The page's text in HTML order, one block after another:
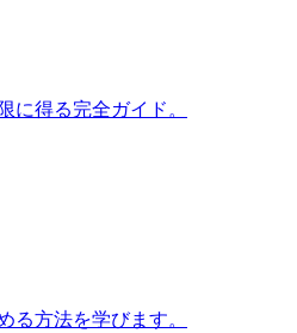
に得る完全ガイド。
る方法を学びます。